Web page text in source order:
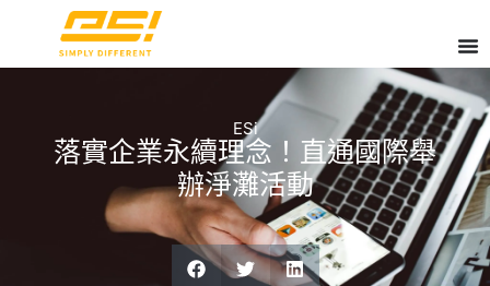
ESi
落實企業永續理念！直通國際舉
辦淨灘活動